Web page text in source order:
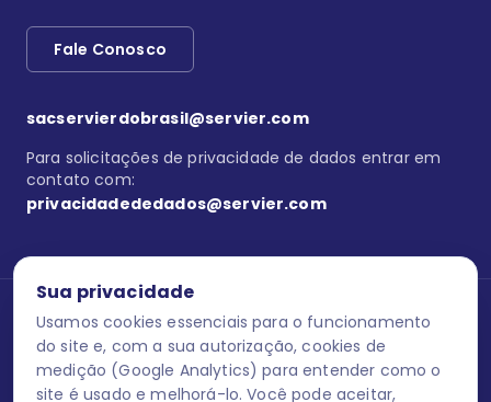
Sua privacidade
Usamos cookies essenciais para o funcionamento
do site e, com a sua autorização, cookies de
medição (Google Analytics) para entender como o
site é usado e melhorá-lo. Você pode aceitar,
Fale Conosco
sacservierdobrasil@servier.com
Para solicitações de privacidade de dados entrar em
contato com:
privacidadededados@servier.com
Se estiver no programa semprecuidando, comunique aquiuma
reação adversa com os produtos Servier. Este site contém
informações para o público leigo e para os profissionais de saúde
do Brasil habilitados a prescrever medicamentos. M-AS ONE-BR-
202606-00013 / Agosto 2026.